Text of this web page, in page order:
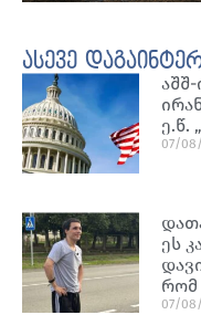
ასევე
ე.წ.
07/
ეს
რომ
07/